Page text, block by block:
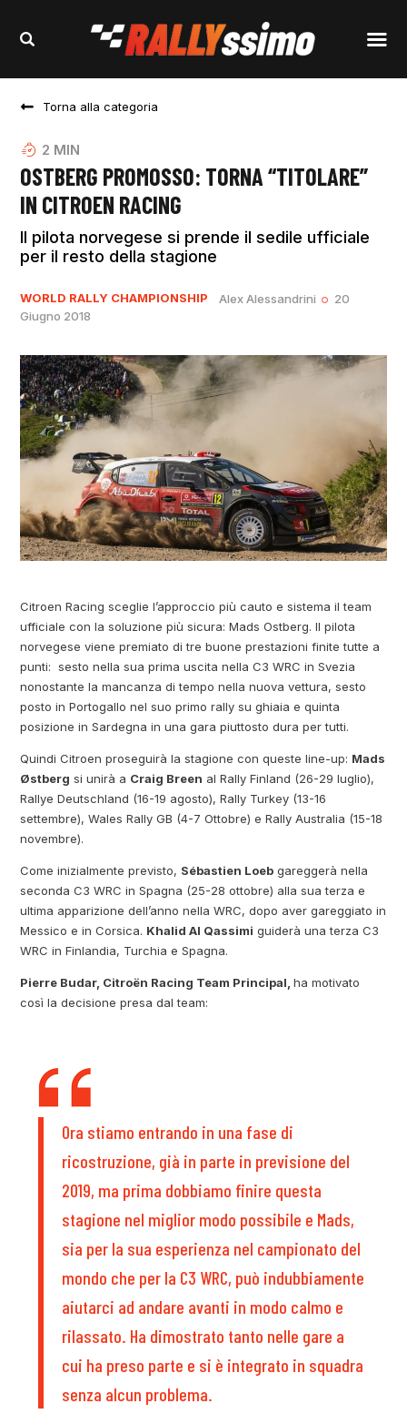
Torna alla categoria
2 MIN
OSTBERG PROMOSSO: TORNA “TITOLARE”
IN CITROEN RACING
Il pilota norvegese si prende il sedile ufficiale
per il resto della stagione
WORLD RALLY CHAMPIONSHIP Alex Alessandrini
20
Giugno 2018
Citroen Racing sceglie l’approccio più cauto e sistema il team
ufficiale con la soluzione più sicura: Mads Ostberg. Il pilota
norvegese viene premiato di tre buone prestazioni finite tutte a
punti: sesto nella sua prima uscita nella C3 WRC in Svezia
nonostante la mancanza di tempo nella nuova vettura, sesto
posto in Portogallo nel suo primo rally su ghiaia e quinta
posizione in Sardegna in una gara piuttosto dura per tutti.
Quindi Citroen proseguirà la stagione con queste line-up: Mads
Østberg si unirà a Craig Breen al Rally Finland (26-29 luglio),
Rallye Deutschland (16-19 agosto), Rally Turkey (13-16
settembre), Wales Rally GB (4-7 Ottobre) e Rally Australia (15-18
novembre).
Come inizialmente previsto, Sébastien Loeb gareggerà nella
seconda C3 WRC in Spagna (25-28 ottobre) alla sua terza e
ultima apparizione dell’anno nella WRC, dopo aver gareggiato in
Messico e in Corsica. Khalid Al Qassimi guiderà una terza C3
WRC in Finlandia, Turchia e Spagna.
Pierre Budar, Citroën Racing Team Principal,ha motivato
così la decisione presa dal team:
Ora stiamo entrando in una fase di
ricostruzione, già in parte in previsione del
2019, ma prima dobbiamo finire questa
stagione nel miglior modo possibile e Mads,
sia per la sua esperienza nel campionato del
mondo che per la C3 WRC, può indubbiamente
aiutarci ad andare avanti in modo calmo e
rilassato. Ha dimostrato tanto nelle gare a
cui ha preso parte e si è integrato in squadra
senza alcun problema.